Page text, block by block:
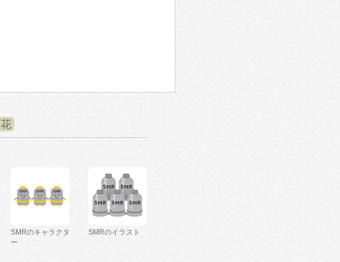
花
SMRのキャラクタ
ー
SMRのイラスト